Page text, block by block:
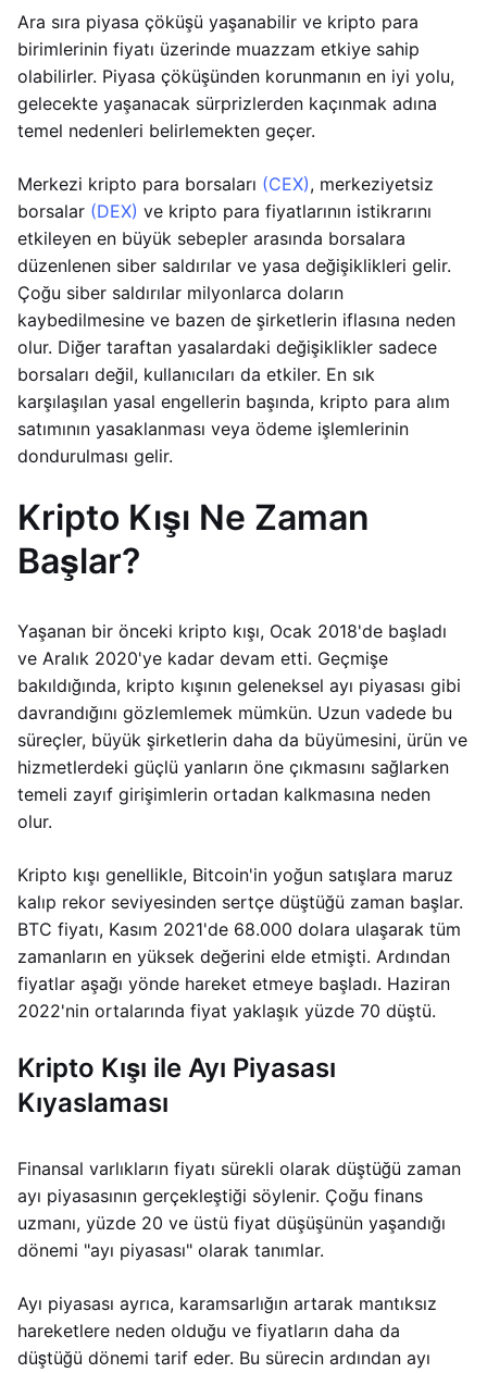
Ara sıra piyasa çöküşü yaşanabilir ve kripto para
birimlerinin fiyatı üzerinde muazzam etkiye sahip
olabilirler. Piyasa çöküşünden korunmanın en iyi yolu,
gelecekte yaşanacak sürprizlerden kaçınmak adına
temel nedenleri belirlemekten geçer.
Merkezi kripto para borsaları (CEX), merkeziyetsiz
borsalar (DEX) ve kripto para fiyatlarının istikrarını
etkileyen en büyük sebepler arasında borsalara
düzenlenen siber saldırılar ve yasa değişiklikleri gelir.
Çoğu siber saldırılar milyonlarca doların
kaybedilmesine ve bazen de şirketlerin iflasına neden
olur. Diğer taraftan yasalardaki değişiklikler sadece
borsaları değil, kullanıcıları da etkiler. En sık
karşılaşılan yasal engellerin başında, kripto para alım
satımının yasaklanması veya ödeme işlemlerinin
dondurulması gelir.
Kripto Kışı Ne Zaman
Başlar?
Yaşanan bir önceki kripto kışı, Ocak 2018'de başladı
ve Aralık 2020'ye kadar devam etti. Geçmişe
bakıldığında, kripto kışının geleneksel ayı piyasası gibi
davrandığını gözlemlemek mümkün. Uzun vadede bu
süreçler, büyük şirketlerin daha da büyümesini, ürün ve
hizmetlerdeki güçlü yanların öne çıkmasını sağlarken
temeli zayıf girişimlerin ortadan kalkmasına neden
olur.
Kripto kışı genellikle, Bitcoin'in yoğun satışlara maruz
kalıp rekor seviyesinden sertçe düştüğü zaman başlar.
BTC fiyatı, Kasım 2021'de 68.000 dolara ulaşarak tüm
zamanların en yüksek değerini elde etmişti. Ardından
fiyatlar aşağı yönde hareket etmeye başladı. Haziran
2022'nin ortalarında fiyat yaklaşık yüzde 70 düştü.
Kripto Kışı ile Ayı Piyasası
Kıyaslaması
Finansal varlıkların fiyatı sürekli olarak düştüğü zaman
ayı piyasasının gerçekleştiği söylenir. Çoğu finans
uzmanı, yüzde 20 ve üstü fiyat düşüşünün yaşandığı
dönemi "ayı piyasası" olarak tanımlar.
Ayı piyasası ayrıca, karamsarlığın artarak mantıksız
hareketlere neden olduğu ve fiyatların daha da
düştüğü dönemi tarif eder. Bu sürecin ardından ayı